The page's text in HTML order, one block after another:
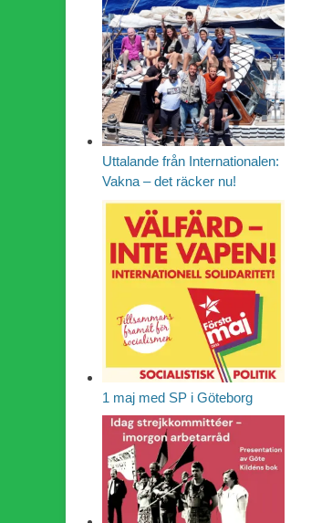
Uttalande från Internationalen:
Vakna – det räcker nu!
1 maj med SP i Göteborg